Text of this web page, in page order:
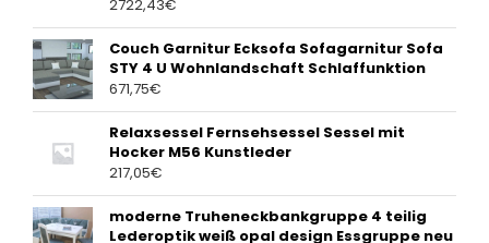
2722,43€
Couch Garnitur Ecksofa Sofagarnitur Sofa
STY 4 U Wohnlandschaft Schlaffunktion
671,75€
Relaxsessel Fernsehsessel Sessel mit
Hocker M56 Kunstleder
217,05€
moderne Truheneckbankgruppe 4 teilig
Lederoptik weiß opal design Essgruppe neu